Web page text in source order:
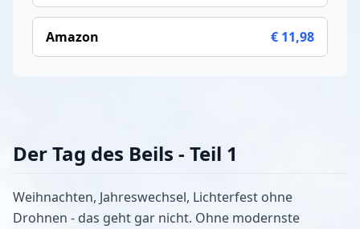
Amazon € 11,98
Der Tag des Beils - Teil 1
Weihnachten, Jahreswechsel, Lichterfest ohne
Drohnen - das geht gar nicht. Ohne modernste